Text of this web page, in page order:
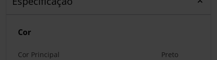
Cor
Cor Principal Preto